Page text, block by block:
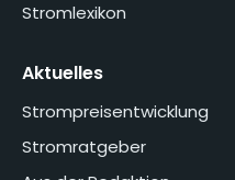
Stromlexikon
Aktuelles
Strompreisentwicklung
Stromratgeber